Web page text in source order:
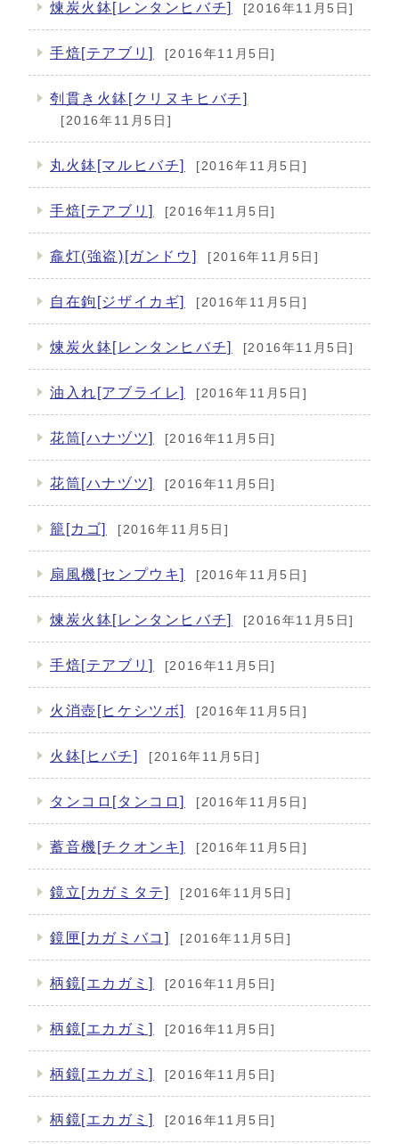
煉炭火鉢[レンタンヒバチ] [2016年11月5日]
手焙[テアブリ] [2016年11月5日]
刳貫き火鉢[クリヌキヒバチ]
[2016年11月5日]
丸火鉢[マルヒバチ] [2016年11月5日]
手焙[テアブリ] [2016年11月5日]
龕灯(強盗)[ガンドウ] [2016年11月5日]
自在鉤[ジザイカギ] [2016年11月5日]
煉炭火鉢[レンタンヒバチ] [2016年11月5日]
油入れ[アブライレ] [2016年11月5日]
花筒[ハナヅツ] [2016年11月5日]
花筒[ハナヅツ] [2016年11月5日]
籠[カゴ] [2016年11月5日]
扇風機[センプウキ] [2016年11月5日]
煉炭火鉢[レンタンヒバチ] [2016年11月5日]
手焙[テアブリ] [2016年11月5日]
火消壺[ヒケシツボ] [2016年11月5日]
火鉢[ヒバチ] [2016年11月5日]
タンコロ[タンコロ] [2016年11月5日]
蓄音機[チクオンキ] [2016年11月5日]
鏡立[カガミタテ] [2016年11月5日]
鏡匣[カガミバコ] [2016年11月5日]
柄鏡[エカガミ] [2016年11月5日]
柄鏡[エカガミ] [2016年11月5日]
柄鏡[エカガミ] [2016年11月5日]
柄鏡[エカガミ] [2016年11月5日]